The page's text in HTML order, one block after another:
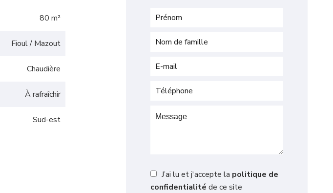
80 m²
Fioul / Mazout
Chaudière
À rafraîchir
Sud-est
J’ai lu et j'accepte la politique de
confidentialité de ce site